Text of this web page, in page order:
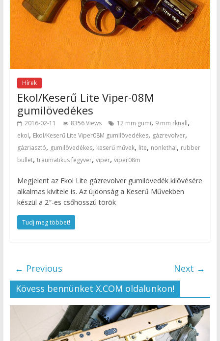
Hírek
Ekol/Keserű Lite Viper-08M
gumilövedékes
2016-02-11 8356 Views 12 mm gumi, 9 mm rknall,
ekol, Ekol/Keserű Lite Viper08M gumilövedékes, gázrevolver,
gázriasztó, gumilövedékes, keserű művek, lite, nonlethal, rubber
bullet, traumatikus fegyver, viper, viper08m
Megjelent az Ekol Lite gázrevolver gumilövedék kilövésére
alkalmas kivitele is. Az újdonság a Keserű Művekben
készül a 2″-es csőhosszú török
Tudj meg többet!
← Previous
Next →
Kövess bennünket X.COM oldalunkon!